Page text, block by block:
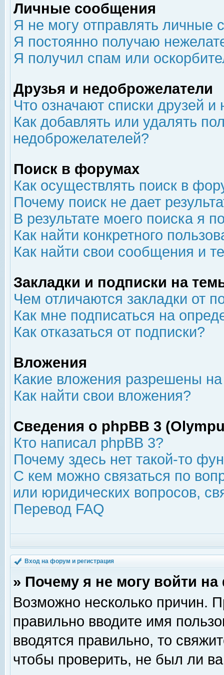
Личные сообщения
Я не могу отправлять личные
Я постоянно получаю
Я получил спам или
Друзья и недоброжелатели
Что означают списки друзей
Как добавлять или удалять
недоброжелателей?
Поиск в форумах
Как осуществлять поиск в
Почему поиск не дает
В результате моего поиска я
Как найти конкретного
Как найти свои сообщения и
Закладки и подписки на
Чем отличаются закладки от
Как мне подписаться на
Как отказаться от подписки?
Вложения
Какие вложения разрешены
Как найти свои вложения?
Сведения о phpBB 3
Кто написал phpBB 3?
Почему здесь нет такой-то
С кем можно связаться по
или юридических вопросов,
Перевод FAQ
Вход на форум и регистрация
» Почему я не могу войти
Возможно несколько причин.
правильно вводите имя
вводятся правильно, то
чтобы проверить, не был ли